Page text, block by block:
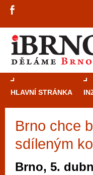
HLAVNÍ STRÁNKA
Brno chce
sdíleným
Brno, 5.